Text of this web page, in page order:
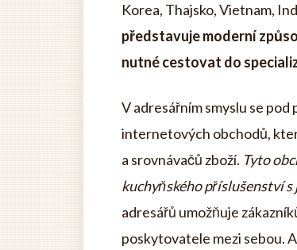
Korea, Thajsko, Vietnam,
představuje moderní
nutné cestovat do
V adresářním smyslu se
internetových obchodů,
a srovnávačů zboží. Tyto
kuchyňského příslušenství
adresářů umožňuje
poskytovatele mezi sebou.